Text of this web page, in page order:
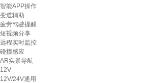
智能APP操作
变道辅助
疲劳驾驶提醒
短视频分享
远程实时监控
碰撞感应
AR实景导航
12V
12V/24V通用